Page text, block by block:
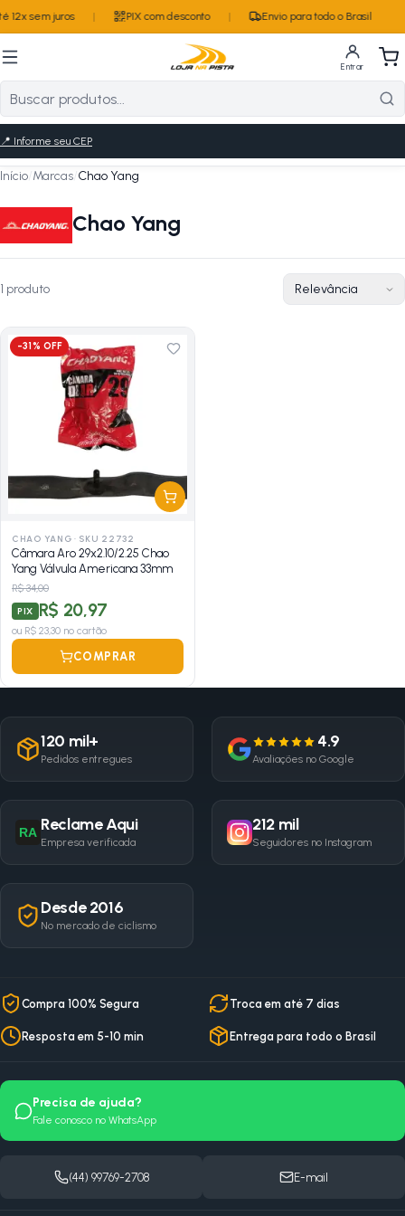
12x sem juros | PIX com desconto | Envio para todo o Brasil
Entrar
📍 Informe seu CEP
Início/Marcas/Chao Yang
Chao Yang
1 produto
-31% OFF
CHAO YANG · SKU 22732
Câmara Aro 29x2.10/2.25 Chao
Yang Válvula Americana 33mm
R$ 34,00
PIX R$ 20,97
ou R$ 23,30 no cartão
COMPRAR
120 mil+
Pedidos entregues
4.9
Avaliações no Google
RA Reclame Aqui
Empresa verificada
212 mil
Seguidores no Instagram
Desde 2016
No mercado de ciclismo
Compra 100% Segura Troca em até 7 dias
Resposta em 5-10 min Entrega para todo o Brasil
Precisa de ajuda?
Fale conosco no WhatsApp
(44) 99769-2708 E-mail